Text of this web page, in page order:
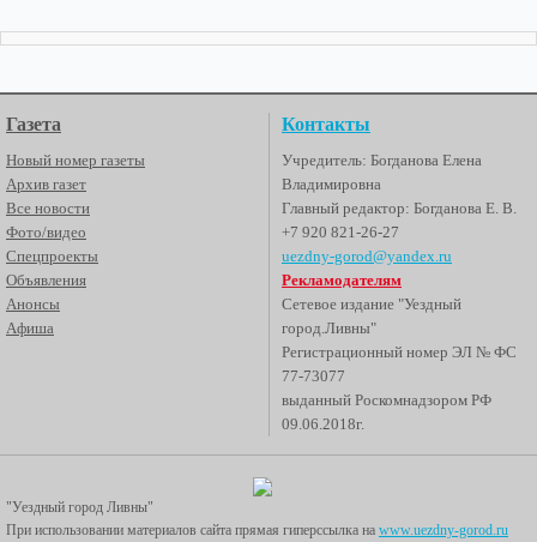
Газета
Новый номер газеты
Архив газет
Все новости
Фото/видео
Спецпроекты
Объявления
Анонсы
Афиша
Контакты
Учредитель: Богданова Елена
Владимировна
Главный редактор: Богданова Е. В.
+7 920 821-26-27
uezdny-gorod@yandex.ru
Рекламодателям
Сетевое издание "Уездный
город.Ливны"
Регистрационный номер ЭЛ № ФС
77-73077
выданный Роскомнадзором РФ
09.06.2018г.
"Уездный город Ливны"
При использовании материалов сайта прямая гиперссылка на www.uezdny-gorod.ru